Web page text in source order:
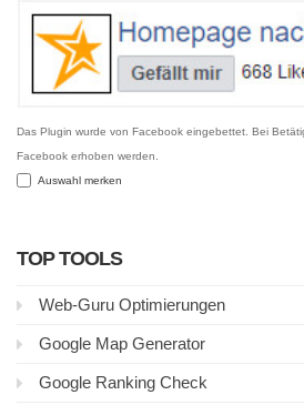
Das Plugin wurde von Facebook eingebettet. Bei
Facebook erhoben werden.
Auswahl merken
TOP TOOLS
Web-Guru Optimierungen
Google Map Generator
Google Ranking Check